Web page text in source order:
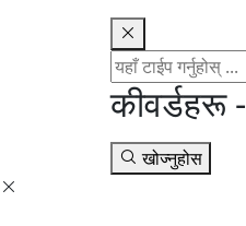
कीवर्डहरू -
खोज्नुहोस